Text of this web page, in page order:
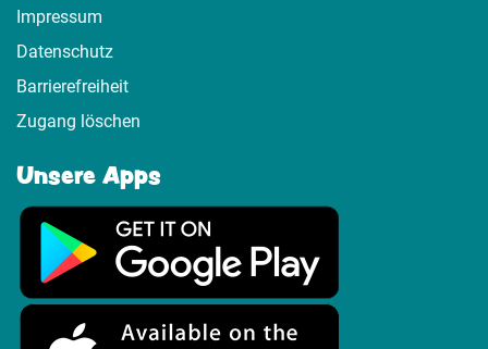
Impressum
Datenschutz
Barrierefreiheit
Zugang löschen
Unsere Apps